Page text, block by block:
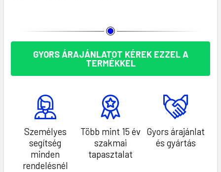
GYORS ÁRAJÁNLATOT KÉREK EZZEL A
TERMÉKKEL
Személyes
segítség
minden
rendelésnél
Több mint 15 év
szakmai
tapasztalat
Gyors árajánlat
és gyártás